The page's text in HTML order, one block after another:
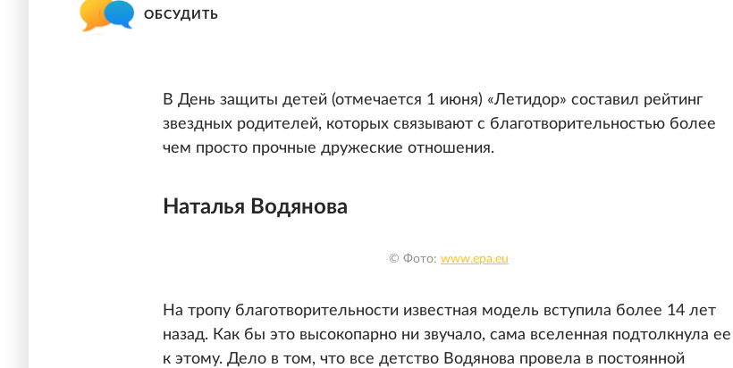
ОБСУДИТЬ
В День защиты детей (отмечается 1 июня) «Летидор» составил рейтинг
звездных родителей, которых связывают с благотворительностью более
чем просто прочные дружеские отношения.
Наталья Водянова
© Фото: www.epa.eu
На тропу благотворительности известная модель вступила более 14 лет
назад. Как бы это высокопарно ни звучало, сама вселенная подтолкнула ее
к этому. Дело в том, что все детство Водянова провела в постоянной